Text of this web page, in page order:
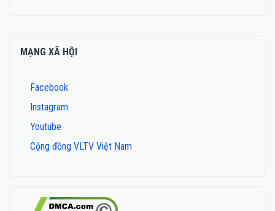
MẠNG XÃ HỘI
Facebook
Instagram
Youtube
Cộng đồng VLTV Việt Nam